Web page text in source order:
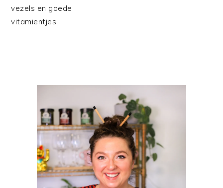
vezels en goede
vitamientjes.